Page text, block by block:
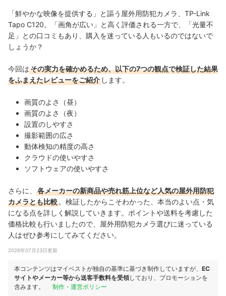
「鮮やかな映像を提供する」と謳う屋外用防犯カメラ、TP-Link
Tapo C120。「画角が広い」と高く評価される一方で、「光量不
足」との口コミもあり、購入を迷っている人もいるのではないで
しょうか？
今回はその実力を確かめるため、以下の7つの観点で検証した結果
をふまえたレビューをご紹介 します。
画質のよさ（昼）
画質のよさ（夜）
設置のしやすさ
撮影範囲の広さ
動体検知の精度の高さ
クラウドの使いやすさ
ソフトウェアの使いやすさ
さらに、
各メーカーの新商品や売れ筋上位など人気の屋外用防犯
カメラとも比較 。検証したからこそわかった、本当のよい点・気
になる点を詳しく解説していきます。ポイントや送料を考慮した
価格比較も行いましたので、屋外用防犯カメラ選びに迷っている
人はぜひ参考にしてみてください。
2026年07月23日更新
本コンテンツはマイベストが独自の基準に基づき制作していますが、 EC
サイトやメーカー等から送客手数料を受領しており、プロモーションを
含みます。
制作・運営ポリシー